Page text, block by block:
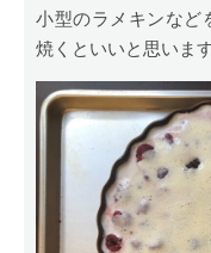
小型のラメキンなど
焼くといいと思います